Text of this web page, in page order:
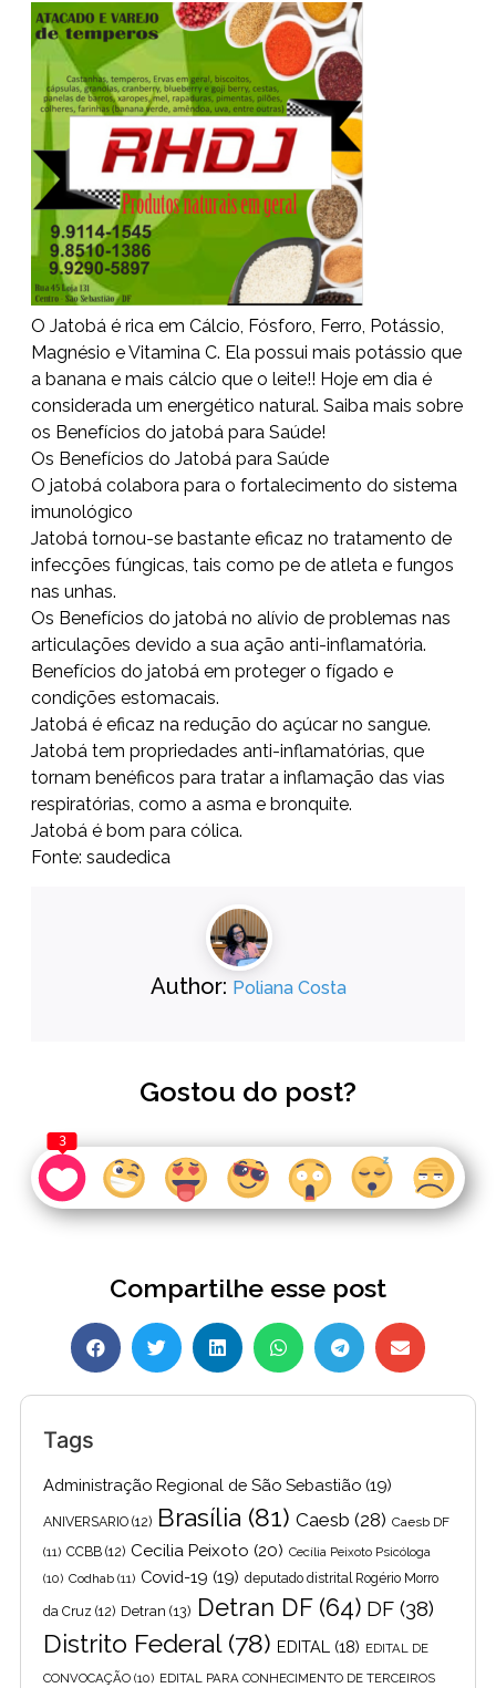
O Jatobá é rica em Cálcio, Fósforo, Ferro, Potássio,
Magnésio e Vitamina C. Ela possui mais potássio que
a banana e mais cálcio que o leite!! Hoje em dia é
considerada um energético natural. Saiba mais sobre
os Benefícios do jatobá para Saúde!
Os Benefícios do Jatobá para Saúde
O jatobá colabora para o fortalecimento do sistema
imunológico
Jatobá tornou-se bastante eficaz no tratamento de
infecções fúngicas, tais como pe de atleta e fungos
nas unhas.
Os Benefícios do jatobá no alívio de problemas nas
articulações devido a sua ação anti-inflamatória.
Benefícios do jatobá em proteger o fígado e
condições estomacais.
Jatobá é eficaz na redução do açúcar no sangue.
Jatobá tem propriedades anti-inflamatórias, que
tornam benéficos para tratar a inflamação das vias
respiratórias, como a asma e bronquite.
Jatobá é bom para cólica.
Fonte: saudedica
Author: Poliana Costa
Gostou do post?
3
Compartilhe esse post
Tags
Administração Regional de São Sebastião (19)
ANIVERSARIO (12) Brasília (81) Caesb (28) Caesb DF
(11) CCBB (12) Cecilia Peixoto (20) Cecília Peixoto Psicóloga
(10) Codhab (11) Covid-19 (19) deputado distrital Rogério Morro
da Cruz (12) Detran (13) Detran DF(64) DF (38)
Distrito Federal(78) EDITAL (18) EDITAL DE
CONVOCAÇÃO (10) EDITAL PARA CONHECIMENTO DE TERCEIROS